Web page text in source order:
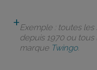
Exemple : toutes
depuis 1970 ou
marque Twingo.